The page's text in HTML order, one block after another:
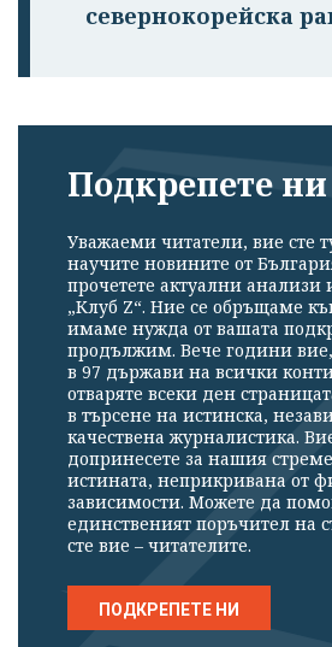
севернокорейска
Подкрепете ни
Уважаеми читатели, вие сте
научите новините от
прочетете актуални анализи
„Клуб Z“. Ние се обръщаме
имаме нужда от вашата
продължим. Вече години
в 97 държави на всички
отваряте всеки ден
в търсене на истинска,
качествена журналистика.
допринесете за нашия
истината, неприкривана от
зависимости. Можете да
единственият поръчител на
сте вие – читателите.
ПОДКРЕПЕТЕ НИ